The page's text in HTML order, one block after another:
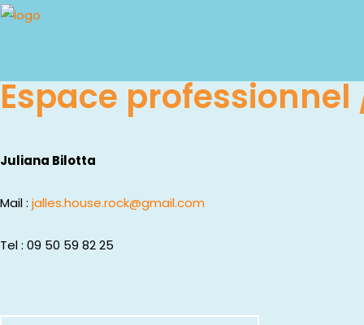
Espace professionnel
Juliana Bilotta
Mail : jalles.house.rock@gmail.com
Tel : 09 50 59 82 25